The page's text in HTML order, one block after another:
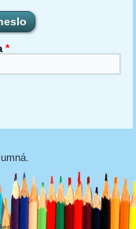
(aktivní záložka)
*
.